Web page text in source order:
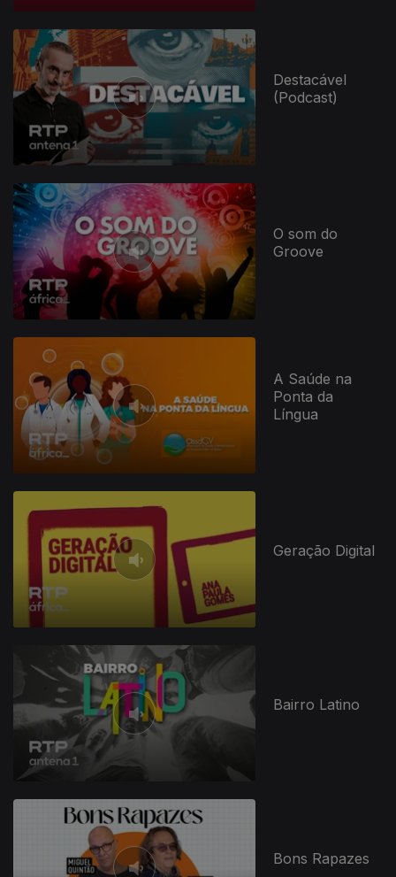
Destacável
(Podcast)
O som do
Groove
A Saúde na
Ponta da
Língua
946261
Geração Digital
Bairro Latino
Bons Rapazes